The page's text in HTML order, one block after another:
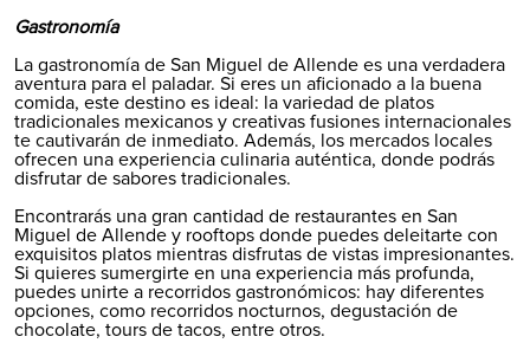
Gastronomía
La gastronomía de San Miguel de Allende es una verdadera
aventura para el paladar. Si eres un aficionado a la buena
comida, este destino es ideal: la variedad de platos
tradicionales mexicanos y creativas fusiones internacionales
te cautivarán de inmediato. Además, los mercados locales
ofrecen una experiencia culinaria auténtica, donde podrás
disfrutar de sabores tradicionales.
Encontrarás una gran cantidad de restaurantes en San
Miguel de Allende y rooftops donde puedes deleitarte con
exquisitos platos mientras disfrutas de vistas impresionantes.
Si quieres sumergirte en una experiencia más profunda,
puedes unirte a recorridos gastronómicos: hay diferentes
opciones, como recorridos nocturnos, degustación de
chocolate, tours de tacos, entre otros.